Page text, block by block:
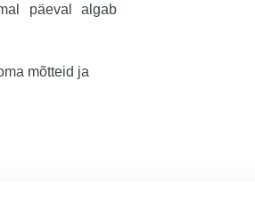
päeval algab
mõtteid ja